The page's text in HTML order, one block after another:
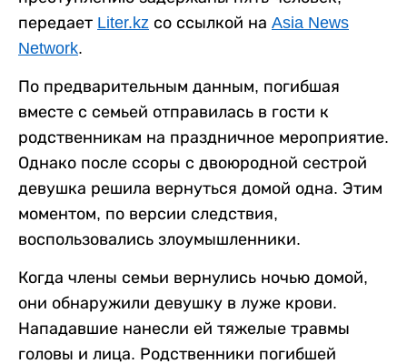
передает Liter.kz со ссылкой на Asia News
Network.
По предварительным данным, погибшая
вместе с семьей отправилась в гости к
родственникам на праздничное мероприятие.
Однако после ссоры с двоюродной сестрой
девушка решила вернуться домой одна. Этим
моментом, по версии следствия,
воспользовались злоумышленники.
Когда члены семьи вернулись ночью домой,
они обнаружили девушку в луже крови.
Нападавшие нанесли ей тяжелые травмы
головы и лица. Родственники погибшей